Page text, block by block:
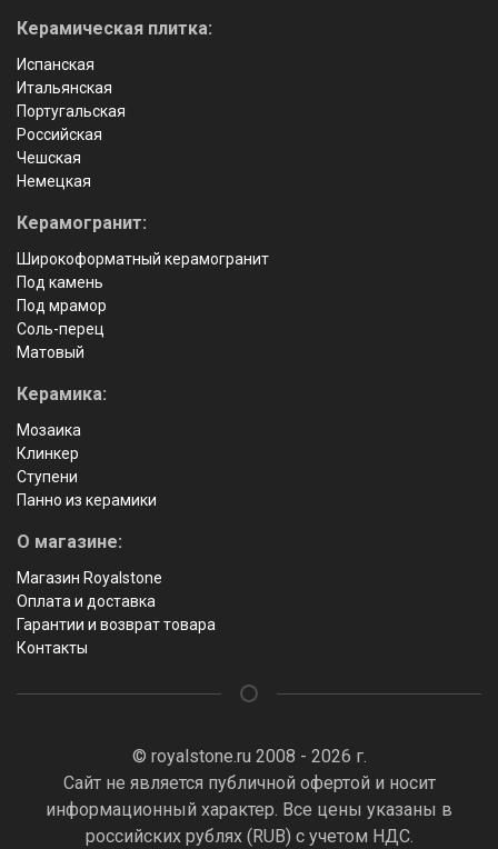
Керамическая плитка:
Испанская
Итальянская
Португальская
Российская
Чешская
Немецкая
Керамогранит:
Широкоформатный керамогранит
Под камень
Под мрамор
Соль-перец
Матовый
Керамика:
Мозаика
Клинкер
Ступени
Панно из керамики
О магазине:
Магазин Royalstone
Оплата и доставка
Гарантии и возврат товара
Контакты
© royalstone.ru 2008 - 2026 г.
Сайт не является публичной офертой и носит
информационный характер. Все цены указаны в
российских рублях (RUB) с учетом НДС.